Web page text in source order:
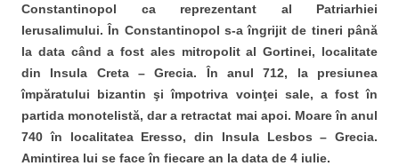
Constantinopol ca reprezentant al Patriarhiei
Ierusalimului. În Constantinopol s-a îngrijit de tineri până
la data când a fost ales mitropolit al Gortinei, localitate
din Insula Creta – Grecia. În anul 712, la presiunea
împăratului bizantin şi împotriva voinţei sale, a fost în
partida monotelistă, dar a retractat mai apoi. Moare în anul
740 în localitatea Eresso, din Insula Lesbos – Grecia.
Amintirea lui se face în fiecare an la data de 4 iulie.